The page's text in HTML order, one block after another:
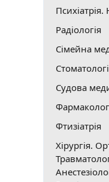
Психіатрія.
Радіологія
Сімейна
Судова
Фтизіатрія
Хірургія.